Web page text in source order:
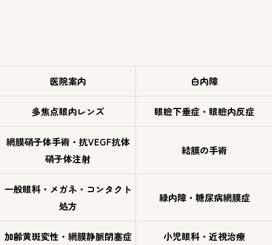
医院案内 白内障
多焦点眼内レンズ 眼瞼下垂症・眼瞼内反症
網膜硝子体手術・抗VEGF抗体
硝子体注射
結膜の手術
一般眼科・メガネ・コンタクト
処方
緑内障・糖尿病網膜症
加齢黄斑変性・網膜静脈閉塞症 小児眼科・近視治療